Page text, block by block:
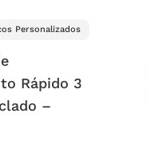
Personalizados
Rápido 3
–